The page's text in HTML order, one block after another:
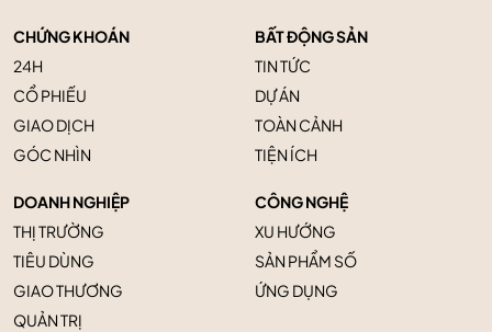
CHỨNG KHOÁN
24H
CỔ PHIẾU
GIAO DỊCH
GÓC NHÌN
BẤT ĐỘNG SẢN
TIN TỨC
DỰ ÁN
TOÀN CẢNH
TIỆN ÍCH
DOANH NGHIỆP
THỊ TRƯỜNG
TIÊU DÙNG
GIAO THƯƠNG
QUẢN TRỊ
CÔNG NGHỆ
XU HƯỚNG
SẢN PHẨM SỐ
ỨNG DỤNG